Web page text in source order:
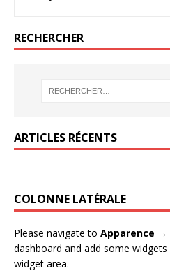
RECHERCHER
ARTICLES RÉCENTS
COLONNE LATÉRALE
Please navigate to Apparence →
dashboard and add some
widget area.